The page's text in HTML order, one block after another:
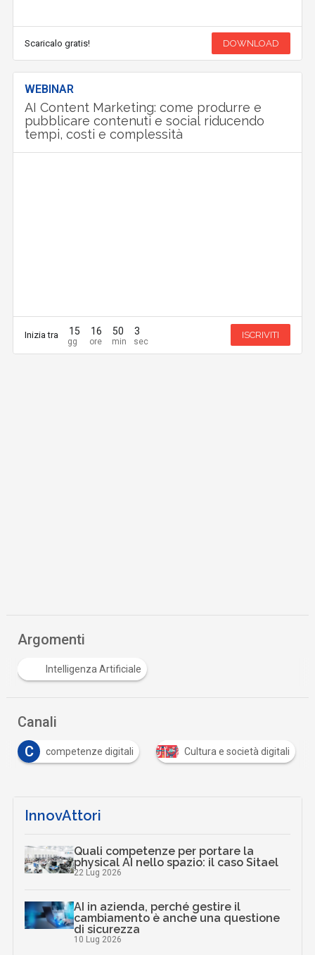
Scaricalo gratis! DOWNLOAD
WEBINAR
AI Content Marketing: come produrre e
pubblicare contenuti e social riducendo
tempi, costi e complessità
Inizia tra 15 16 50 3 ISCRIVITI
Argomenti
Intelligenza Artificiale
Canali
C
competenze digitali Cultura e società digitali
InnovAttori
Quali competenze per portare la
physical AI nello spazio: il caso Sitael
22 Lug 2026
AI in azienda, perché gestire il
cambiamento è anche una questione
di sicurezza
10 Lug 2026